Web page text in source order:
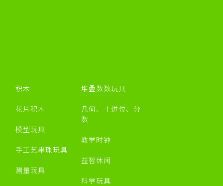
积木
花片积木
模型玩具
手工艺串珠玩具
测量玩具
堆叠数数玩具
几何、十进位、分
数
教学时钟
益智休闲
科学玩具